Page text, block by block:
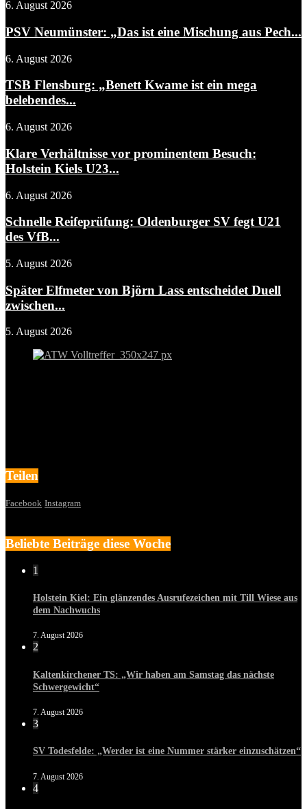
6. August 2026
PSV Neumünster: „Das ist eine Mischung aus Pech...
6. August 2026
TSB Flensburg: „Benett Kwame ist ein mega
belebendes...
6. August 2026
Klare Verhältnisse vor prominentem Besuch:
Holstein Kiels U23...
6. August 2026
Schnelle Reifeprüfung: Oldenburger SV fegt U21
des VfB...
5. August 2026
Später Elfmeter von Björn Lass entscheidet Duell
zwischen...
5. August 2026
Teilen
Facebook Instagram
Beliebte Beiträge diese Woche
1
Holstein Kiel: Ein glänzendes Ausrufezeichen mit Till Wiese aus
dem Nachwuchs
7. August 2026
2
Kaltenkirchener TS: „Wir haben am Samstag das nächste
Schwergewicht“
7. August 2026
3
SV Todesfelde: „Werder ist eine Nummer stärker einzuschätzen“
7. August 2026
4